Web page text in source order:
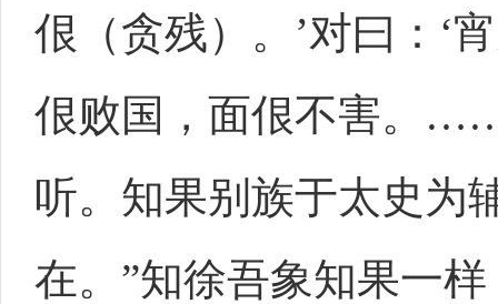
佷（贪残）。’对曰：‘
佷败国，面佷不害。
听。知果别族于太史为
在。”知徐吾象知果一